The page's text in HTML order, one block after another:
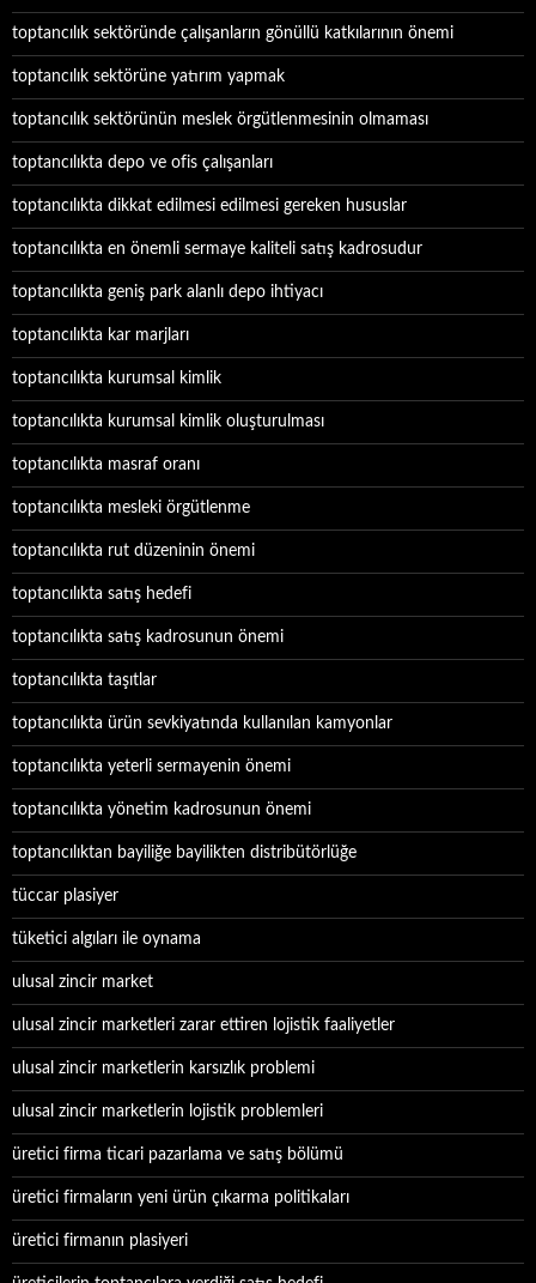
toptancılık sektöründe çalışanların gönüllü katkılarının önemi
toptancılık sektörüne yatırım yapmak
toptancılık sektörünün meslek örgütlenmesinin olmaması
toptancılıkta depo ve ofis çalışanları
toptancılıkta dikkat edilmesi edilmesi gereken hususlar
toptancılıkta en önemli sermaye kaliteli satış kadrosudur
toptancılıkta geniş park alanlı depo ihtiyacı
toptancılıkta kar marjları
toptancılıkta kurumsal kimlik
toptancılıkta kurumsal kimlik oluşturulması
toptancılıkta masraf oranı
toptancılıkta mesleki örgütlenme
toptancılıkta rut düzeninin önemi
toptancılıkta satış hedefi
toptancılıkta satış kadrosunun önemi
toptancılıkta taşıtlar
toptancılıkta ürün sevkiyatında kullanılan kamyonlar
toptancılıkta yeterli sermayenin önemi
toptancılıkta yönetim kadrosunun önemi
toptancılıktan bayiliğe bayilikten distribütörlüğe
tüccar plasiyer
tüketici algıları ile oynama
ulusal zincir market
ulusal zincir marketleri zarar ettiren lojistik faaliyetler
ulusal zincir marketlerin karsızlık problemi
ulusal zincir marketlerin lojistik problemleri
üretici firma ticari pazarlama ve satış bölümü
üretici firmaların yeni ürün çıkarma politikaları
üretici firmanın plasiyeri